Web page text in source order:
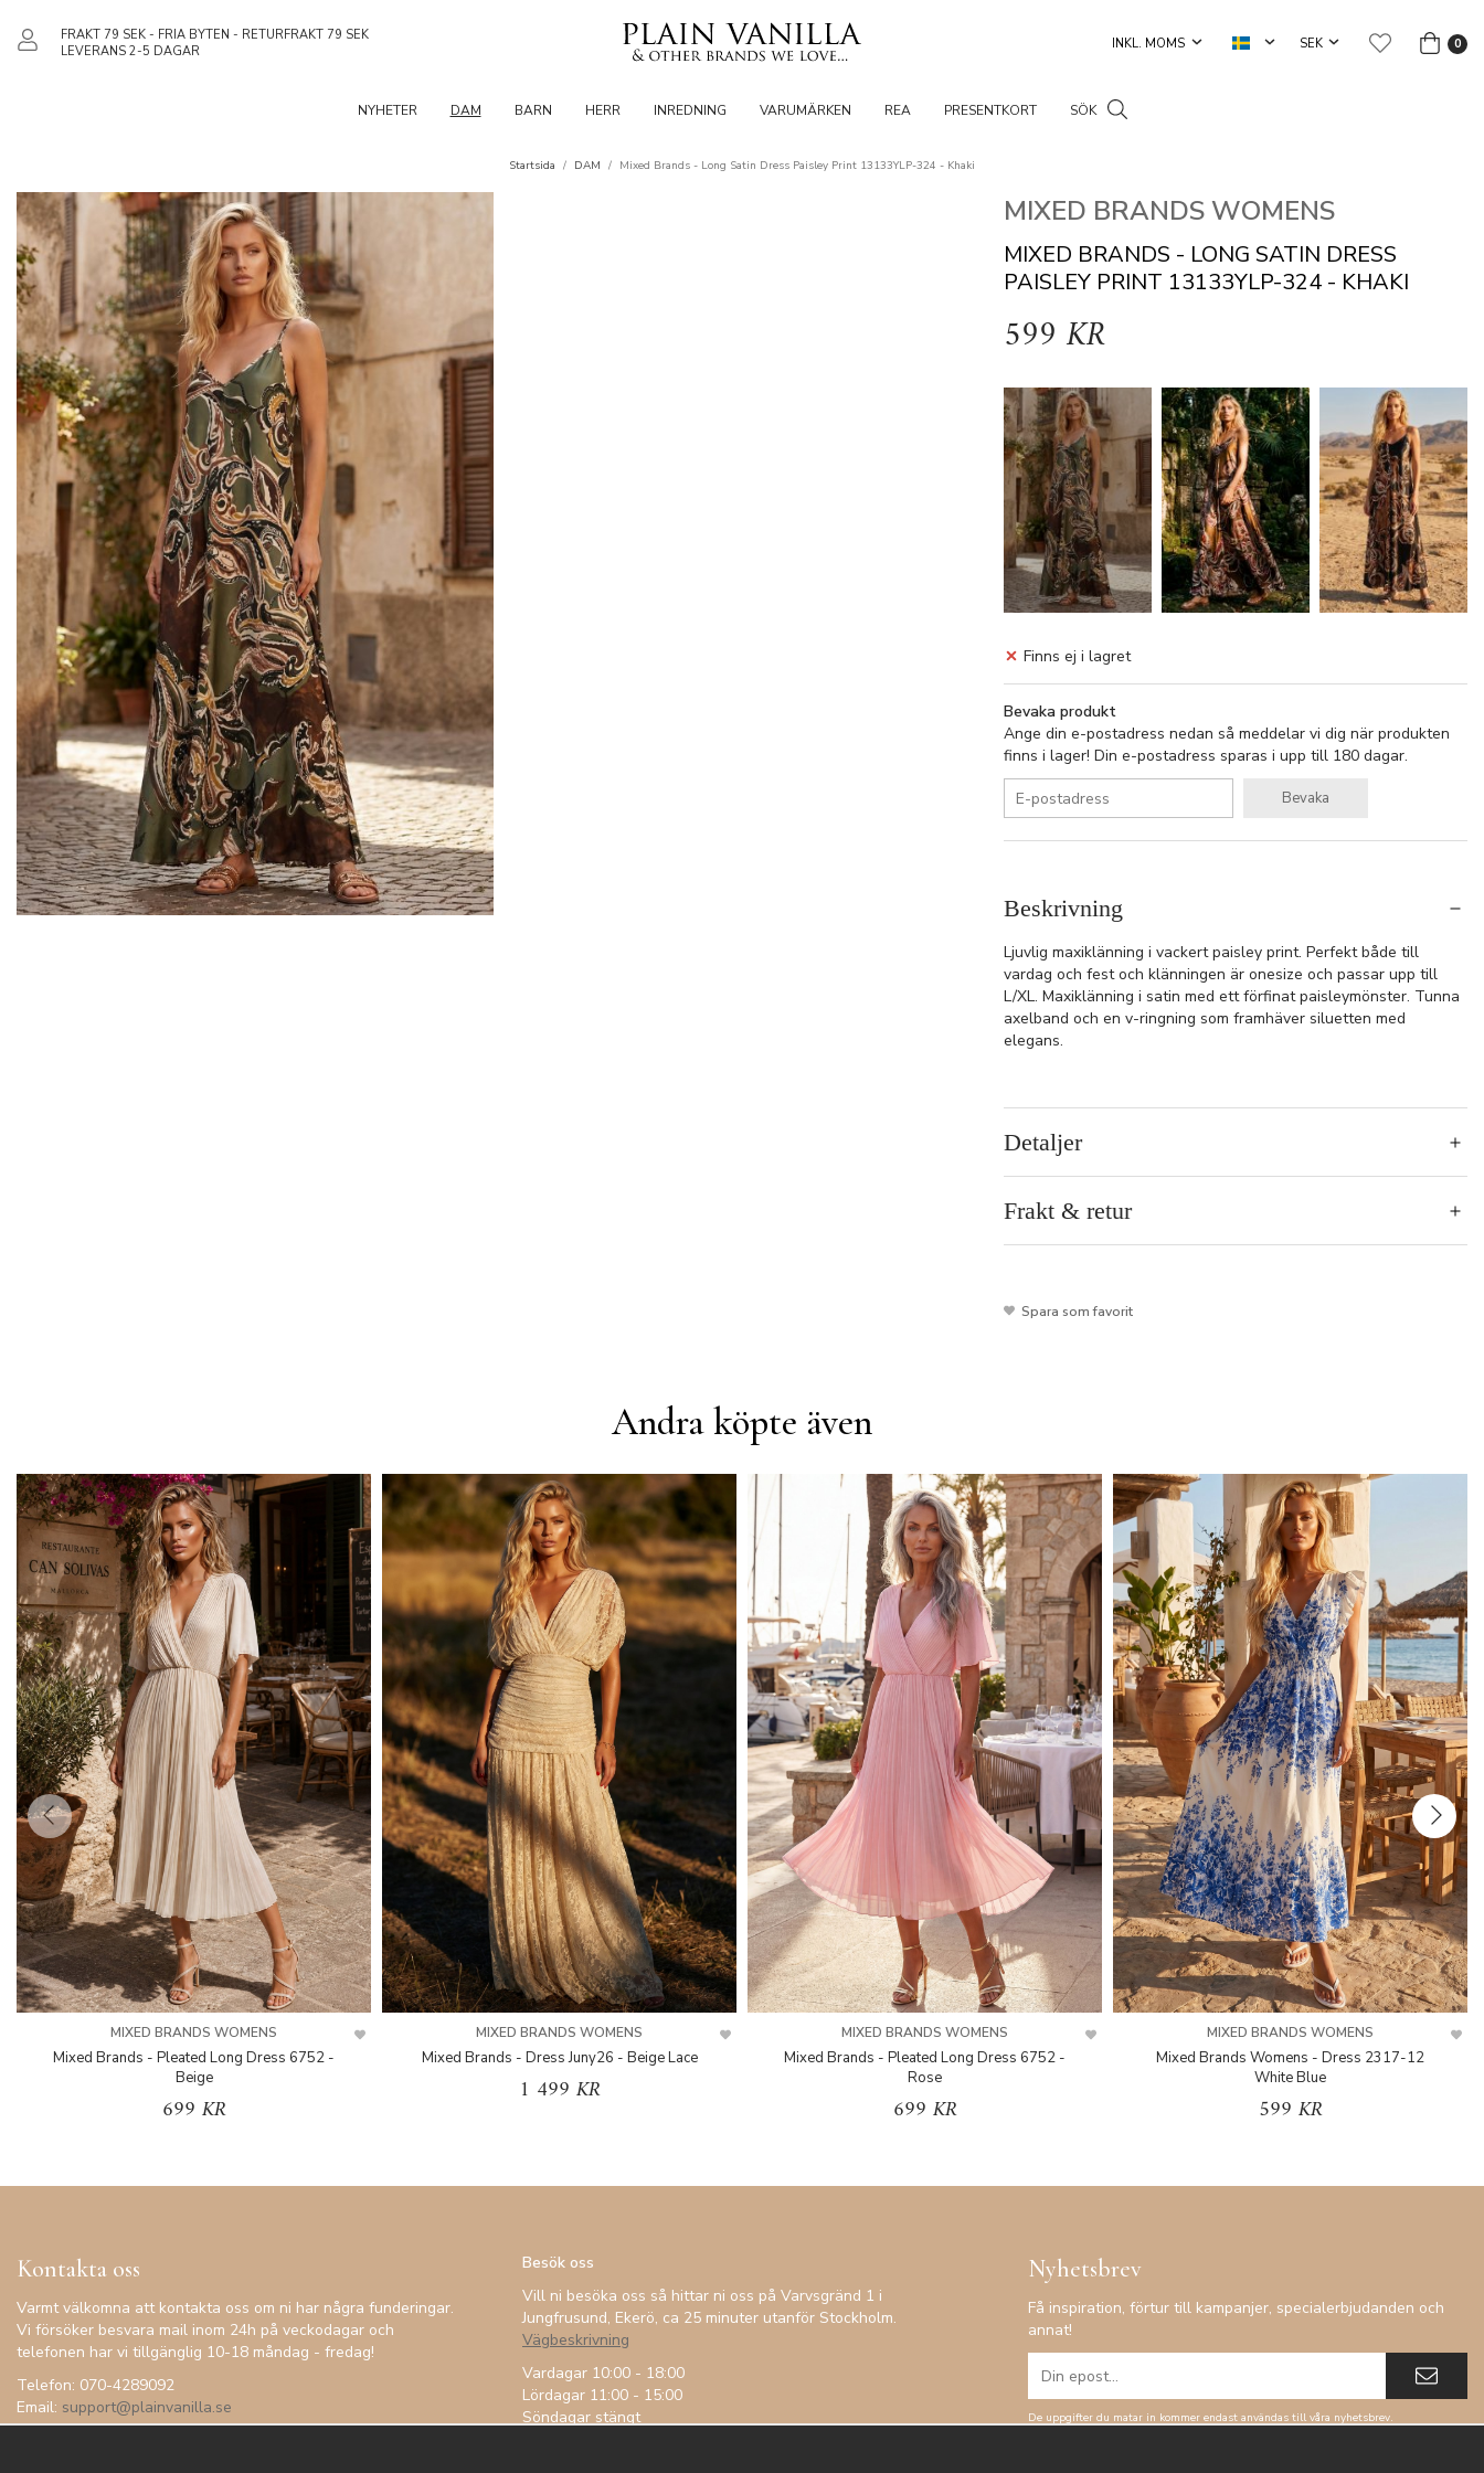
FRAKT 79 SEK - FRIA BYTEN - RETURFRAKT 79 SEK
LEVERANS 2-5 DAGAR
0
NYHETER DAM BARN HERR INREDNING VARUMÄRKEN REA PRESENTKORT SÖK
Startsida / DAM / Mixed Brands - Long Satin Dress Paisley Print 13133YLP-324 - Khaki
MIXED BRANDS WOMENS
MIXED BRANDS - LONG SATIN DRESS
PAISLEY PRINT 13133YLP-324 - KHAKI
599 KR
Finns ej i lagret
Bevaka produkt
Ange din e-postadress nedan så meddelar vi dig när produkten
finns i lager! Din e-postadress sparas i upp till 180 dagar.
Bevaka
Beskrivning
Ljuvlig maxiklänning i vackert paisley print. Perfekt både till
vardag och fest och klänningen är onesize och passar upp till
L/XL. Maxiklänning i satin med ett förfinat paisleymönster. Tunna
axelband och en v-ringning som framhäver siluetten med
elegans.
Detaljer
Frakt & retur
Spara som favorit
Andra köpte även
MIXED BRANDS WOMENS
Mixed Brands - Pleated Long Dress 6752 -
Beige
699 KR
MIXED BRANDS WOMENS
Mixed Brands - Dress Juny26 - Beige Lace
1 499 KR
MIXED BRANDS WOMENS
Mixed Brands - Pleated Long Dress 6752 -
Rose
699 KR
MIXED BRANDS WOMENS
Mixed Brands Womens - Dress 2317-12
White Blue
599 KR
Kontakta oss
Varmt välkomna att kontakta oss om ni har några funderingar.
Vi försöker besvara mail inom 24h på veckodagar och
telefonen har vi tillgänglig 10-18 måndag - fredag!
Telefon: 070-4289092
Email: support@plainvanilla.se
Besök oss
Vill ni besöka oss så hittar ni oss på Varvsgränd 1 i
Jungfrusund, Ekerö, ca 25 minuter utanför Stockholm.
Vägbeskrivning
Vardagar 10:00 - 18:00
Lördagar 11:00 - 15:00
Söndagar stängt
Nyhetsbrev
Få inspiration, förtur till kampanjer, specialerbjudanden och
annat!
De uppgifter du matar in kommer endast användas till våra nyhetsbrev.